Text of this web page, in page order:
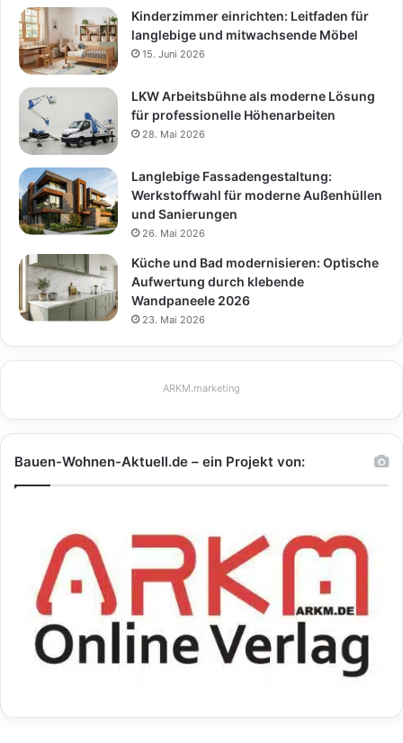
Kinderzimmer einrichten: Leitfaden für
langlebige und mitwachsende Möbel
15. Juni 2026
LKW Arbeitsbühne als moderne Lösung
für professionelle Höhenarbeiten
28. Mai 2026
Langlebige Fassadengestaltung:
Werkstoffwahl für moderne Außenhüllen
und Sanierungen
26. Mai 2026
Küche und Bad modernisieren: Optische
Aufwertung durch klebende
Wandpaneele 2026
23. Mai 2026
ARKM.marketing
Bauen-Wohnen-Aktuell.de – ein Projekt von: